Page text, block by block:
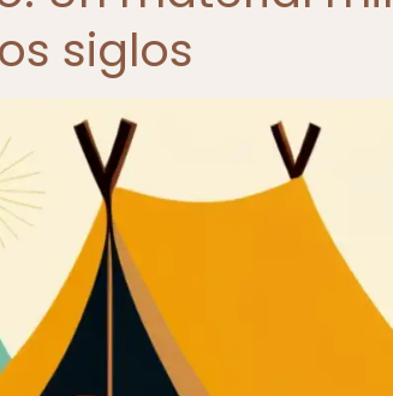
siglos